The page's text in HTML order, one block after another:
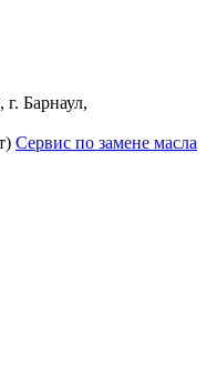
Барнаул,
Сервис по замене масла